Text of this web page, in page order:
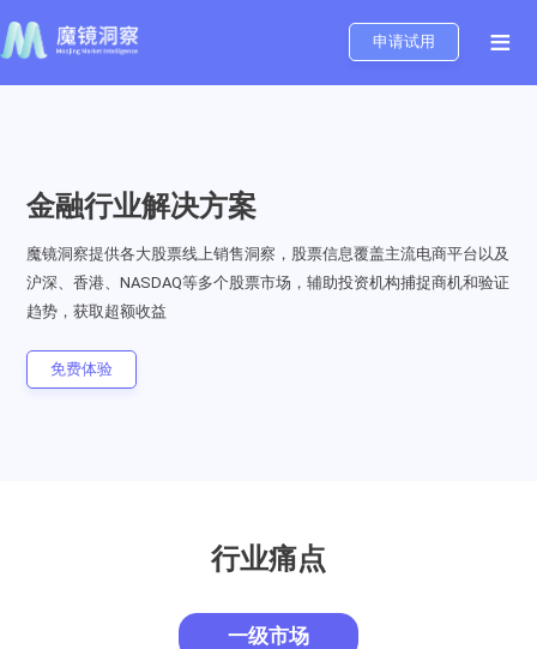
申请试用 ≡
金融行业解决方案
魔镜洞察提供各大股票线上销售洞察，股票信息覆盖主流电商平台以及
沪深、香港、NASDAQ等多个股票市场，辅助投资机构捕捉商机和验证
趋势，获取超额收益
免费体验
行业痛点
一级市场